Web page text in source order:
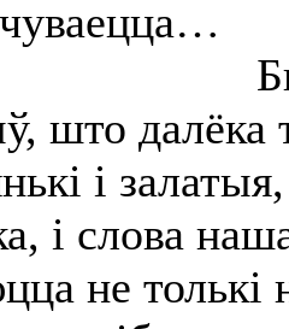
што далёка
і залатыя,
і слова
не